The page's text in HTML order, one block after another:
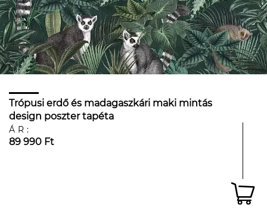
Trópusi erdő és madagaszkári maki mintás
design poszter tapéta
ÁR:
89 990 Ft